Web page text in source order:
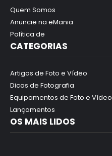
Quem Somos
Anuncie na eMania
Política de
CATEGORIAS
Artigos de Foto e Vídeo
Dicas de Fotografia
Equipamentos de Foto e Vídeo
Lançamentos
OS MAIS LIDOS